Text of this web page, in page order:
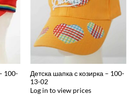
100-
Детска шапка с козирка – 100-
13-02
Log in to view prices